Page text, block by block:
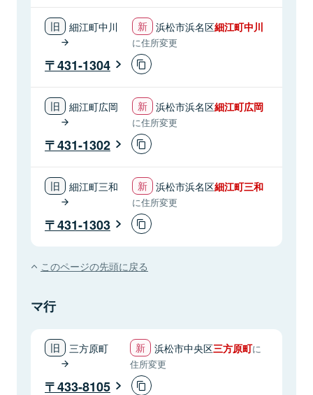
細江町中川 浜松市浜名区細江町中川
に住所変更
431-1304
細江町広岡 浜松市浜名区細江町広岡
に住所変更
431-1302
細江町三和 浜松市浜名区細江町三和
に住所変更
431-1303
このページの先頭に戻る
マ行
三方原町 浜松市中央区三方原町に
住所変更
433-8105